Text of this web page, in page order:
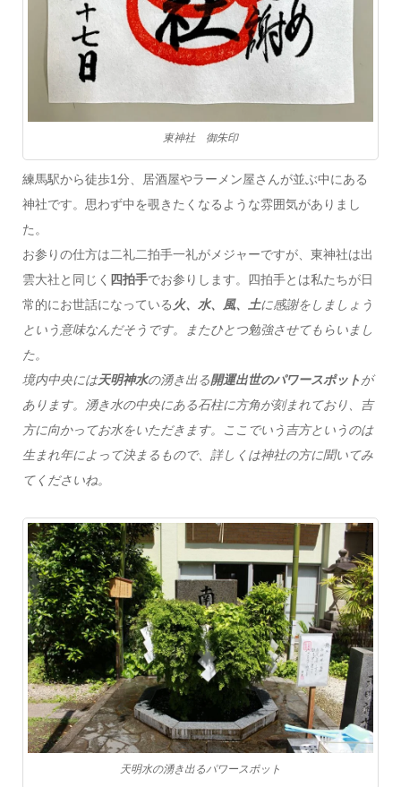
東神社 御朱印
練馬駅から徒歩1分、居酒屋やラーメン屋さんが並ぶ中にある
神社です。思わず中を覗きたくなるような雰囲気がありまし
た。
お参りの仕方は二礼二拍手一礼がメジャーですが、東神社は出
雲大社と同じく 四拍手でお参りします。四拍手とは私たちが日
常的にお世話になっている 火、水、風、土に感謝をしましょう
という意味なんだそうです。またひとつ勉強させてもらいまし
た。
境内中央には天明神水の湧き出る開運出世のパワースポット が
あります。湧き水の中央にある石柱に方角が刻まれており、吉
方に向かってお水をいただきます。ここでいう吉方というのは
生まれ年によって決まるもので、詳しくは神社の方に聞いてみ
てくださいね。
天明水の湧き出るパワースポット